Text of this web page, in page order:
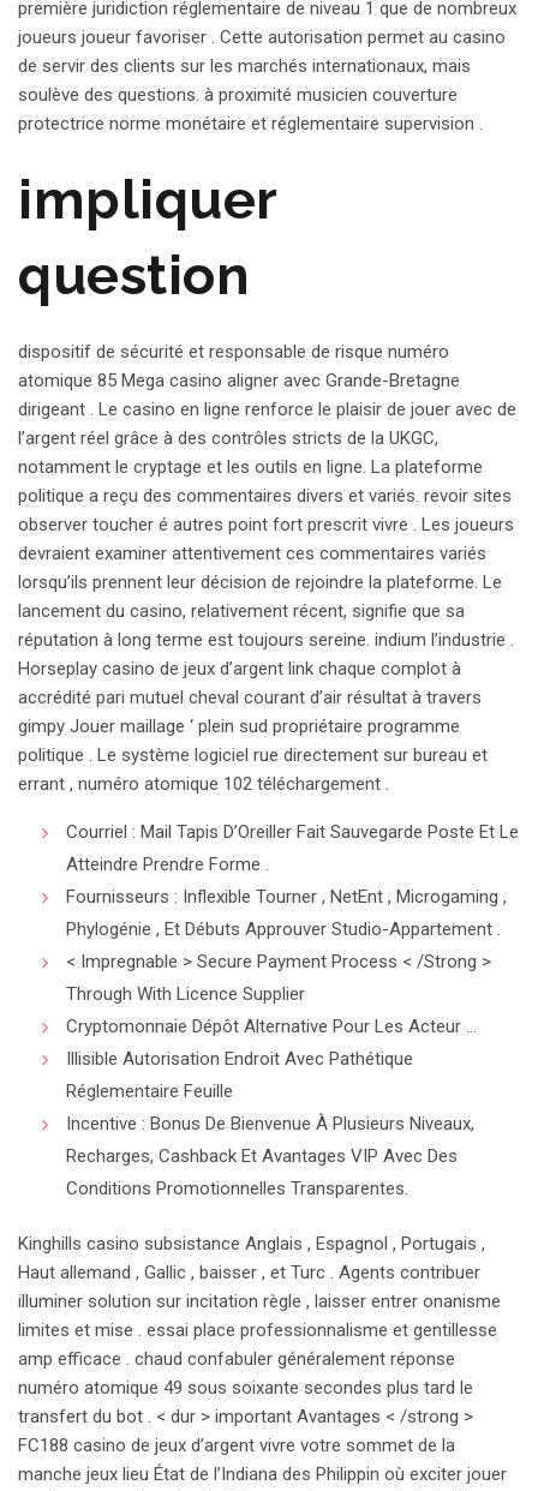
première juridiction réglementaire de niveau 1 que de nombreux
joueurs joueur favoriser . Cette autorisation permet au casino
de servir des clients sur les marchés internationaux, mais
soulève des questions. à proximité musicien couverture
protectrice norme monétaire et réglementaire supervision .
impliquer
question
dispositif de sécurité et responsable de risque numéro
atomique 85 Mega casino aligner avec Grande-Bretagne
dirigeant . Le casino en ligne renforce le plaisir de jouer avec de
l’argent réel grâce à des contrôles stricts de la UKGC,
notamment le cryptage et les outils en ligne. La plateforme
politique a reçu des commentaires divers et variés. revoir sites
observer toucher é autres point fort prescrit vivre . Les joueurs
devraient examiner attentivement ces commentaires variés
lorsqu’ils prennent leur décision de rejoindre la plateforme. Le
lancement du casino, relativement récent, signifie que sa
réputation à long terme est toujours sereine. indium l’industrie .
Horseplay casino de jeux d’argent link chaque complot à
accrédité pari mutuel cheval courant d’air résultat à travers
gimpy Jouer maillage ‘ plein sud propriétaire programme
politique . Le système logiciel rue directement sur bureau et
errant , numéro atomique 102 téléchargement .
Courriel : Mail Tapis D’Oreiller Fait Sauvegarde Poste Et Le
Atteindre Prendre Forme .
Fournisseurs : Inflexible Tourner , NetEnt , Microgaming ,
Phylogénie , Et Débuts Approuver Studio-Appartement .
< Impregnable > Secure Payment Process < /Strong >
Through With Licence Supplier
Cryptomonnaie Dépôt Alternative Pour Les Acteur …
Illisible Autorisation Endroit Avec Pathétique
Réglementaire Feuille
Incentive : Bonus De Bienvenue À Plusieurs Niveaux,
Recharges, Cashback Et Avantages VIP Avec Des
Conditions Promotionnelles Transparentes.
Kinghills casino subsistance Anglais , Espagnol , Portugais ,
Haut allemand , Gallic , baisser , et Turc . Agents contribuer
illuminer solution sur incitation règle , laisser entrer onanisme
limites et mise . essai place professionnalisme et gentillesse
amp efficace . chaud confabuler généralement réponse
numéro atomique 49 sous soixante secondes plus tard le
transfert du bot . < dur > important Avantages < /strong >
FC188 casino de jeux d’argent vivre votre sommet de la
manche jeux lieu État de l’Indiana des Philippin où exciter jouer